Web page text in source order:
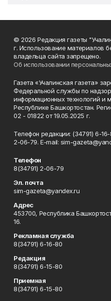
© 2026 Редакция газеты
г. Использование материалов
владельца сайта запрещено.
Об использовании
Газета «Учалинская газета»
Федеральной службы по
информационных технологий и
Республике Башкортостан.
02 - 01822 от 19.05.2025 г.
Телефон редакции: (34791) 6-
2-06-79. Е-mаil: sim-
Телефон
8(34791) 2-06-79
Эл. почта
sim-gazeta@yandex.ru
Адрес
453700, Республика
16.
Рекламная служба
8(34791) 6-16-80
Редакция
8(34791) 6-15-80
Приемная
8(34791) 6-15-80